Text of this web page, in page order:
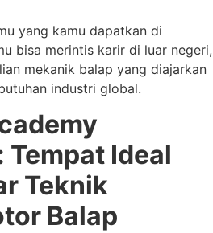
yang kamu dapatkan di
bisa merintis karir di luar negeri,
mekanik balap yang diajarkan
industri global.
Ideal
Teknik
Balap